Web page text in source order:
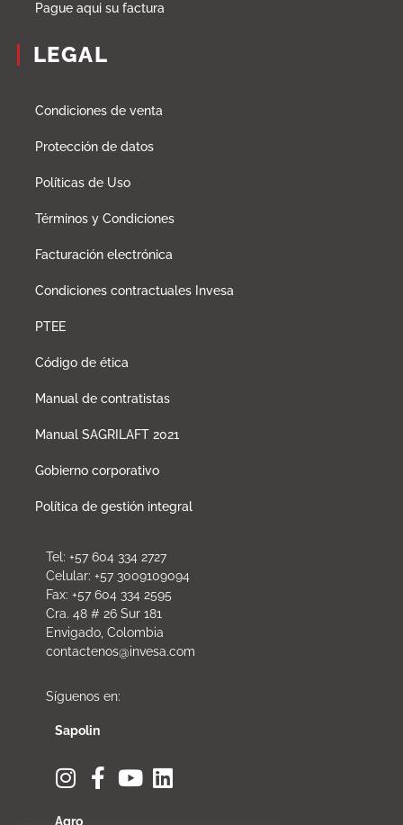
Pague aqui su factura
LEGAL
Condiciones de venta
Protección de datos
Políticas de Uso
Términos y Condiciones
Facturación electrónica
Condiciones contractuales Invesa
PTEE
Código de ética
Manual de contratistas
Manual SAGRILAFT 2021
Gobierno corporativo
Política de gestión integral
Tel: +57 604 334 2727
Celular: +57 3009109094
Fax: +57 604 334 2595
Cra. 48 # 26 Sur 181
Envigado, Colombia
contactenos@invesa.com
Síguenos en:
Sapolin
Agro